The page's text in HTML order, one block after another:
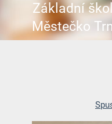
Základní
Městečko